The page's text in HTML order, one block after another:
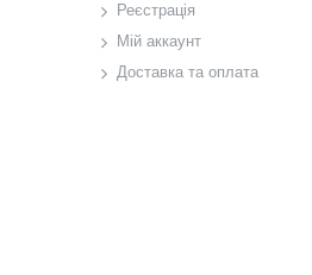
Реєстрація
Мій аккаунт
Доставка та оплата